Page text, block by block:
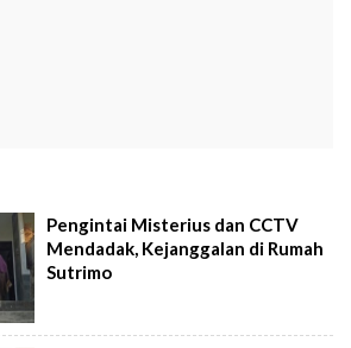
Pengintai Misterius dan CCTV
Mendadak, Kejanggalan di Rumah
Sutrimo